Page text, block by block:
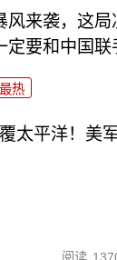
风来袭，这
定要和中国联
最热
太平洋！美